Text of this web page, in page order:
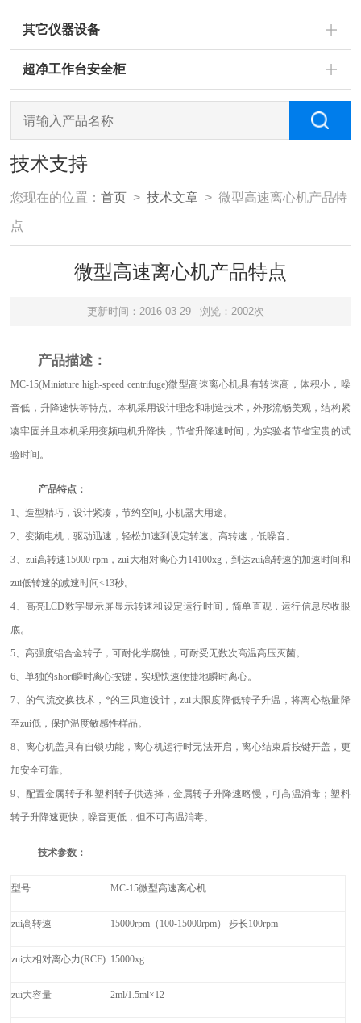
其它仪器设备
超净工作台安全柜
技术支持
您现在的位置：首页 >技术文章 > 微型高速离心机产品特
点
微型高速离心机产品特点
更新时间：2016-03-29 浏览：2002次
产品描述：
MC-15(Miniature high-speed centrifuge)微型高速离心机具有转速高，体积小，噪
音低，升降速快等特点。本机采用设计理念和制造技术，外形流畅美观，结构紧
凑牢固并且本机采用变频电机升降快，节省升降速时间，为实验者节省宝贵的试
验时间。
产品特点：
1、造型精巧，设计紧凑，节约空间, 小机器大用途。
2、变频电机，驱动迅速，轻松加速到设定转速。高转速，低噪音。
3、zui高转速15000 rpm，zui大相对离心力14100xg，到达zui高转速的加速时间和
zui低转速的减速时间<13秒。
4、高亮LCD数字显示屏显示转速和设定运行时间，简单直观，运行信息尽收眼
底。
5、高强度铝合金转子，可耐化学腐蚀，可耐受无数次高温高压灭菌。
6、单独的short瞬时离心按键，实现快速便捷地瞬时离心。
7、的气流交换技术，*的三风道设计，zui大限度降低转子升温，将离心热量降
至zui低，保护温度敏感性样品。
8、离心机盖具有自锁功能，离心机运行时无法开启，离心结束后按键开盖，更
加安全可靠。
9、配置金属转子和塑料转子供选择，金属转子升降速略慢，可高温消毒；塑料
转子升降速更快，噪音更低，但不可高温消毒。
技术参数：
型号 MC-15微型高速离心机
zui高转速 15000rpm （100-15000rpm） 步长100rpm
zui大相对离心力(RCF) 15000xg
zui大容量 2ml/1.5ml×12